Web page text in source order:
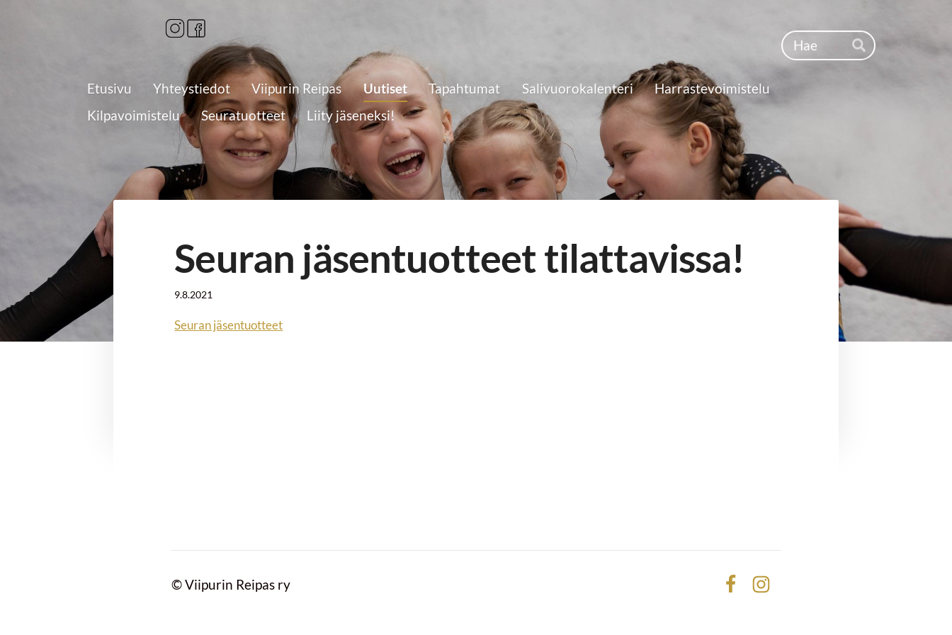
Haku
Hae
Etusivu Yhteystiedot Viipurin Reipas Uutiset Tapahtumat Salivuorokalenteri
Harrastevoimistelu
Kilpavoimistelu
Seuratuotteet Liity jäseneksi!
Seuran jäsentuotteet tilattavissa!
9.8.2021
Seuran jäsentuotteet
©Viipurin Reipas ry